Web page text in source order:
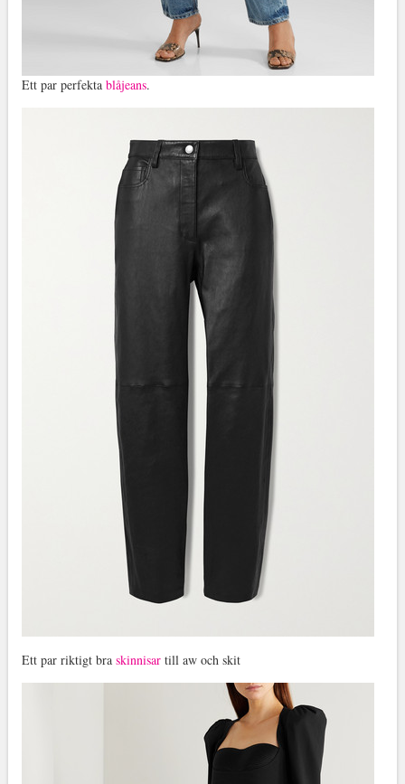
Ett par perfekta blåjeans.
Ett par riktigt bra skinnisartill aw och skit